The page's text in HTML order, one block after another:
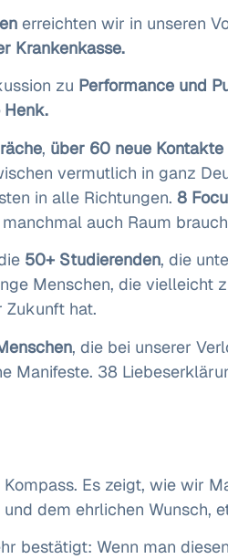
erreichten wir in unseren
Krankenkasse.
zu Performance und
Henk.
, über 60 neue Kontakte
vermutlich in ganz
in alle Richtungen. 8
auch Raum
50+ Studierenden, die
Menschen, die vielleicht
Zukunft hat.
, die bei unserer
Manifeste. 38
Es zeigt, wie wir
dem ehrlichen Wunsch,
bestätigt: Wenn man